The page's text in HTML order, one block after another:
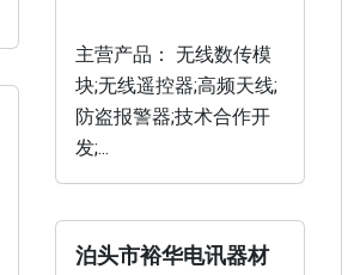
主营产品： 无线数传模
块;无线遥控器;高频天线;
防盗报警器;技术合作开
发;...
泊头市裕华电讯器材